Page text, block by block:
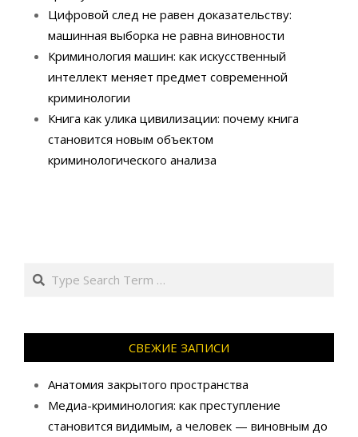
Цифровой след не равен доказательству:
машинная выборка не равна виновности
Криминология машин: как искусственный
интеллект меняет предмет современной
криминологии
Книга как улика цивилизации: почему книга
становится новым объектом
криминологического анализа
Search
СВЕЖИЕ ЗАПИСИ
Анатомия закрытого пространства
Медиа-криминология: как преступление
становится видимым, а человек — виновным до